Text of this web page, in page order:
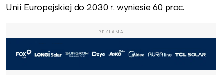
Unii Europejskiej do 2030 r. wyniesie 60 proc.
REKLAMA